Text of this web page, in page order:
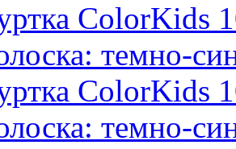
ColorKids
темно-
ColorKids
темно-